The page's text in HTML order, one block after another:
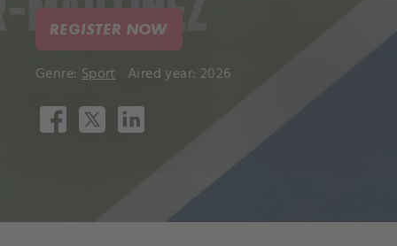
REGISTER NOW
Genre: Sport Aired year: 2026